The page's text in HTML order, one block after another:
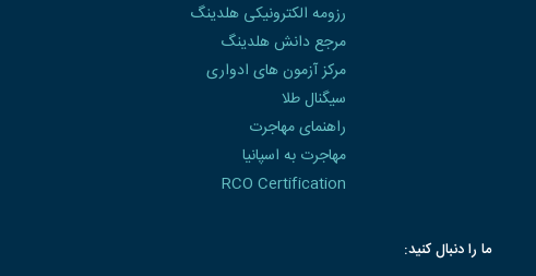
رزومه الکترونیکی هلدینگ
مرجع دانش هلدینگ
مرکز آزمون های ادواری
سیگنال طلا
راهنمای مهاجرت
مهاجرت به اسپانیا
RCO Certification
ما را دنبال کنید: